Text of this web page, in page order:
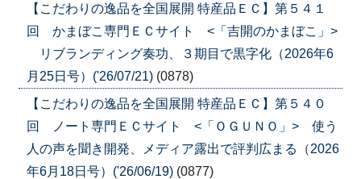
【こだわりの逸品を全国展開 特産品ＥＣ】第５４１
回 かまぼこ専門ＥＣサイト <「吉開のかまぼこ」>
リブランディング奏功、３期目で黒字化（2026年6
月25日号）('26/07/21) (0878)
【こだわりの逸品を全国展開 特産品ＥＣ】第５４０
回 ノート専門ＥＣサイト <「ＯＧＵＮＯ」> 使う
人の声を聞き開発、メディア露出で評判広まる（2026
年6月18日号）('26/06/19) (0877)